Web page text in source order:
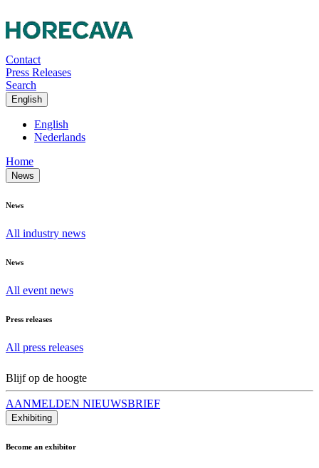
Contact
Press Releases
Search
English
English
Nederlands
Home
News
News
All industry news
News
All event news
Press releases
All press releases
Blijf op de hoogte
AANMELDEN NIEUWSBRIEF
Exhibiting
Become an exhibitor